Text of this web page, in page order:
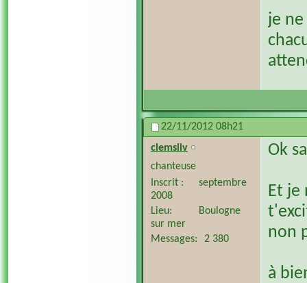
je ne
22/11/2012 08h21
clemsliv
chanteuse
Inscrit
septembre
2008
Lieu
Boulogne
sur mer
Messages
2 380
Ok
Et je
non
à